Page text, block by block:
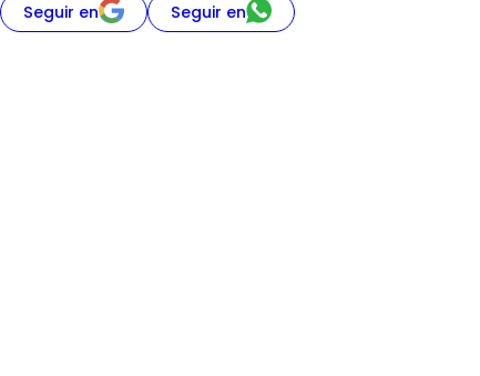
Seguir en Seguir en